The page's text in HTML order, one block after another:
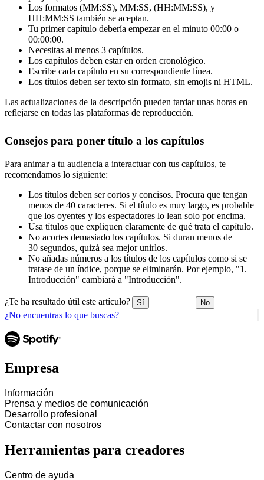
¿No encuentras lo que buscas?
Los formatos (MM:SS), MM:SS, (HH:MM:SS), y
HH:MM:SS también se aceptan.
Tu primer capítulo debería empezar en el minuto 00:00 o
00:00:00.
Necesitas al menos 3 capítulos.
Los capítulos deben estar en orden cronológico.
Escribe cada capítulo en su correspondiente línea.
Los títulos deben ser texto sin formato, sin emojis ni HTML.
Las actualizaciones de la descripción pueden tardar unas horas en
reflejarse en todas las plataformas de reproducción.
Consejos para poner título a los capítulos
Para animar a tu audiencia a interactuar con tus capítulos, te
recomendamos lo siguiente:
Los títulos deben ser cortos y concisos. Procura que tengan
menos de 40 caracteres. Si el título es muy largo, es probable
que los oyentes y los espectadores lo lean solo por encima.
Usa títulos que expliquen claramente de qué trata el capítulo.
No acortes demasiado los capítulos. Si duran menos de
30 segundos, quizá sea mejor unirlos.
No añadas números a los títulos de los capítulos como si se
tratase de un índice, porque se eliminarán. Por ejemplo, "1.
Introducción" cambiará a "Introducción".
¿Te ha resultado útil este artículo? Sí No
Empresa
Información
Prensa y medios de comunicación
Desarrollo profesional
Contactar con nosotros
Herramientas para creadores
Centro de ayuda